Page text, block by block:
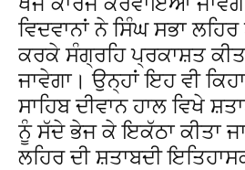
ਵਿਦਵਾਨਾਂ ਨੇ ਸਿੰਘ ਸਭਾ
ਕਰਕੇ ਸੰਗ੍ਰਹਿ ਪ੍ਰਕਾਸ਼ਤ
ਜਾਵੇਗਾ। ਉਨ੍ਹਾਂ ਇਹ ਵੀ
ਸਾਹਿਬ ਦੀਵਾਨ ਹਾਲ ਵਿਖੇ
ਨੂੰ ਸੱਦੇ ਭੇਜ ਕੇ ਇਕੱਠਾ ਕੀਤਾ
ਲਹਿਰ ਦੀ ਸ਼ਤਾਬਦੀ